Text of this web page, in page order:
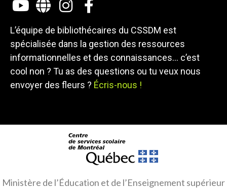
L’équipe de bibliothécaires du CSSDM est
spécialisée dans la gestion des ressources
informationnelles et des connaissances… c’est
cool non ? Tu as des questions ou tu veux nous
envoyer des fleurs ? Écris-nous !
Ministère de l’Éducation et de l’Enseignement supérieur